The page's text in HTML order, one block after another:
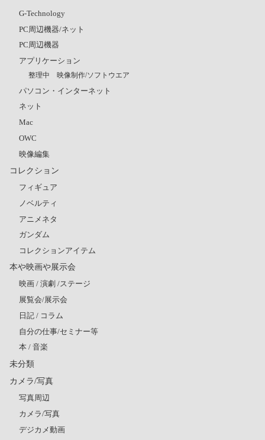
G-Technology
PC周辺機器/ネット
PC周辺機器
アプリケーション
整理中 映像制作/ソフトウエア
パソコン・インターネット
ネット
Mac
OWC
映像編集
コレクション
フィギュア
ノベルティ
アニメネタ
ガンダム
コレクションアイテム
本や映画や展示会
映画 / 演劇 /ステージ
展覧会/展示会
日記 / コラム
自分の仕事/セミナー等
本 / 音楽
未分類
カメラ/写真
写真周辺
カメラ/写真
デジカメ動画